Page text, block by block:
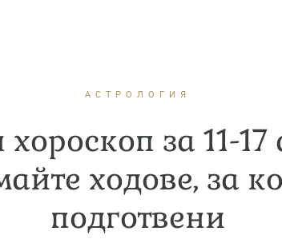
АСТРОЛОГИЯ
за 11-
ходове, за
подготвени